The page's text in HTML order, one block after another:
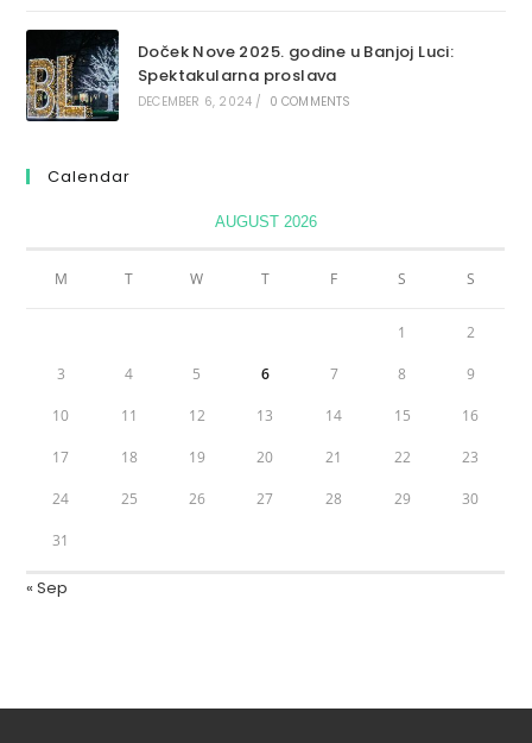
Doček Nove 2025. godine u Banjoj Luci:
Spektakularna proslava
DECEMBER 6, 2024 / 0 COMMENTS
Calendar
AUGUST 2026
M T W T F S S
1 2
3 4 5 6 7 8 9
10 11 12 13 14 15 16
17 18 19 20 21 22 23
24 25 26 27 28 29 30
31
« Sep